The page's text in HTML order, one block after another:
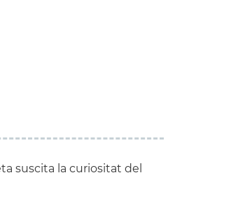
suscita la curiositat del